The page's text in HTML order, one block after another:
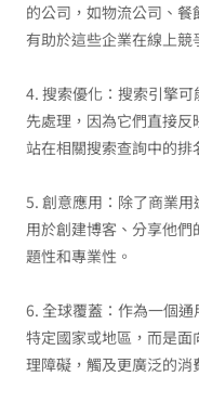
的公司，如物流公司、
有助於這些企業在線上競
4. 搜索優化：搜索引擎
先處理，因為它們直接
站在相關搜索查詢中的排
5. 創意應用：除了商業
用於創建博客、分享他
題性和專業性。
6. 全球覆蓋：作為一個
特定國家或地區，而是
理障礙，觸及更廣泛的消